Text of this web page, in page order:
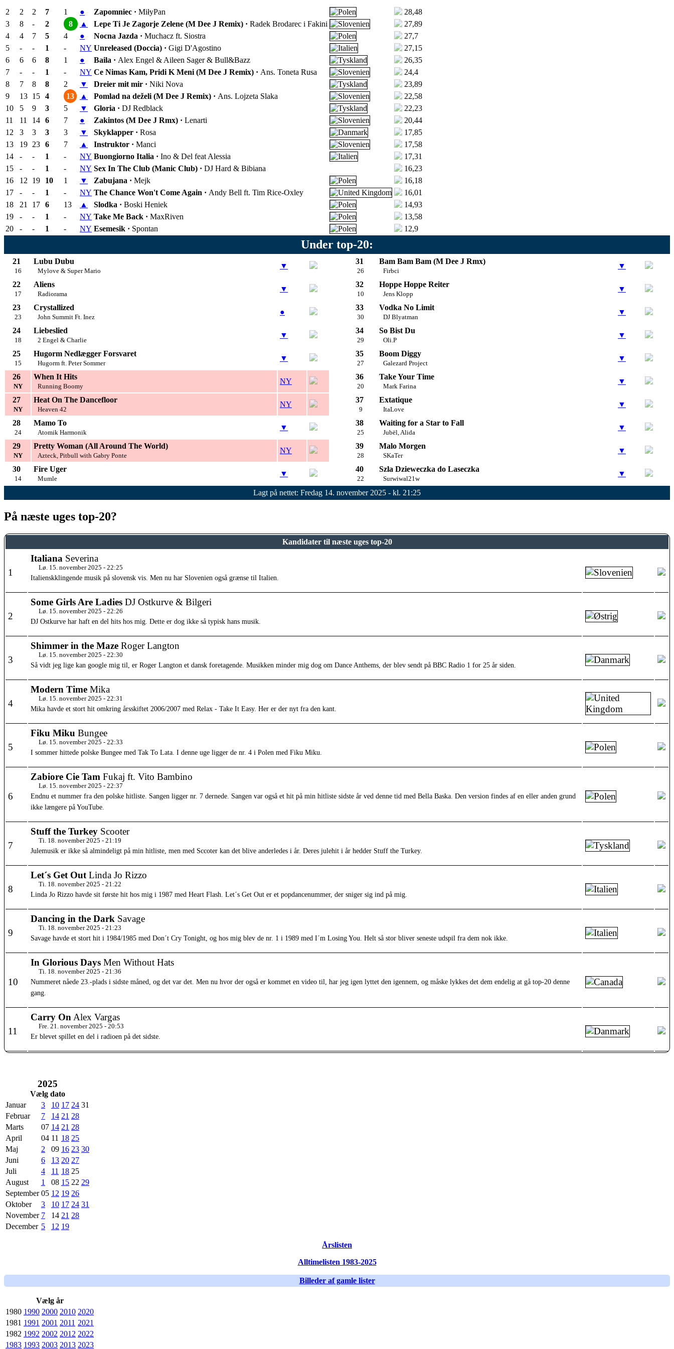
2 2 2 7 1 ● Zapomniec · MiłyPan
28,48
3
8 - 2 8 ▲ Lepe Ti Je Zagorje Zelene (M Dee J Remix) · Radek Brodarec i Fakini
27,89
4
4 7 5 4 ● Nocna Jazda · Muchacz ft. Siostra
27,7
5
- - 1 - NY Unreleased (Doccia) · Gigi D'Agostino
27,15
6
6 6 8 1 ● Baila · Alex Engel & Aileen Sager & Bull&Bazz
26,35
7
- - 1 - NY Ce Nimas Kam, Pridi K Meni (M Dee J Remix) · Ans. Toneta Rusa
24,4
8
7 8 8 2 ▼ Dreier mit mir · Niki Nova
23,89
9
13 15 4 13 ▲ Pomlad na deželi (M Dee J Remix) · Ans. Lojzeta Slaka
22,58
10
5 9 3 5 ▼ Gloria · DJ Redblack
22,23
11
11 14 6 7 ● Zakintos (M Dee J Rmx) · Lenarti
20,44
12
3 3 3 3 ▼ Skyklapper · Rosa
17,85
13
19 23 6 7 ▲ Instruktor · Manci
17,58
14
- - 1 - NY Buongiorno Italia · Ino & Del feat Alessia
17,31
15
- - 1 - NY Sex In The Club (Manic Club) · DJ Hard & Bibiana
16,23
16
12 19 10 1 ▼ Zabujana · Mejk
16,18
17
- - 1 - NY The Chance Won't Come Again · Andy Bell ft. Tim Rice-Oxley
16,01
18
21 17 6 13 ▲ Slodka · Boski Heniek
14,93
19
- - 1 - NY Take Me Back · MaxRiven
13,58
20
- - 1 - NY Esemesik · Spontan 12,9
Under top-20:
21
16
Lubu Dubu
Mylove & Super Mario
▼
22
17
Aliens
Radiorama
▼
23
23
Crystallized
John Summit Ft. Inez
●
24
18
Liebeslied
2 Engel & Charlie
▼
25
15
Hugorm Nedlægger Forsvaret
Hugorm ft. Peter Sommer
▼
26
NY
When It Hits
Running Boomy
NY
27
NY
Heat On The Dancefloor
Heaven 42
NY
28
24
Mamo To
Atomik Harmonik
▼
29
NY
Pretty Woman (All Around The World)
Azteck, Pitbull with Gabry Ponte
NY
30
14
Fire Uger
Mumle
▼
31
26
Bam Bam Bam (M Dee J Rmx)
Firbci
▼
32
10
Hoppe Hoppe Reiter
Jens Klopp
▼
33
30
Vodka No Limit
DJ Blyatman
▼
34
29
So Bist Du
Oli.P
▼
35
27
Boom Diggy
Galezard Project
▼
36
20
Take Your Time
Mark Farina
▼
37
9
Extatique
ItaLove
▼
38
25
Waiting for a Star to Fall
Jubël, Alida
▼
39
28
Malo Morgen
SKaTer
▼
40
22
Szla Dzieweczka do Laseczka
Surwiwal21w
▼
Lagt på nettet: Fredag 14. november 2025 - kl. 21:25
På næste uges top-20?
Kandidater til næste uges top-20
1
Italiana Severina
Lø. 15. november 2025 - 22:25
Italienskklingende musik på slovensk vis. Men nu har Slovenien også grænse til Italien.
2
Some Girls Are Ladies DJ Ostkurve & Bilgeri
Lø. 15. november 2025 - 22:26
DJ Ostkurve har haft en del hits hos mig. Dette er dog ikke så typisk hans musik.
3
Shimmer in the Maze Roger Langton
Lø. 15. november 2025 - 22:30
Så vidt jeg lige kan google mig til, er Roger Langton et dansk foretagende. Musikken minder mig dog om Dance Anthems, der blev sendt på BBC Radio 1 for 25 år siden.
4
Modern Time Mika
Lø. 15. november 2025 - 22:31
Mika havde et stort hit omkring årsskiftet 2006/2007 med Relax - Take It Easy. Her er der nyt fra den kant.
5
Fiku Miku Bungee
Lø. 15. november 2025 - 22:33
I sommer hittede polske Bungee med Tak To Lata. I denne uge ligger de nr. 4 i Polen med Fiku Miku.
6
Zabiore Cie Tam Fukaj ft. Vito Bambino
Lø. 15. november 2025 - 22:37
Endnu et nummer fra den polske hitliste. Sangen ligger nr. 7 dernede. Sangen var også et hit på min hitliste sidste år ved denne tid med Bella Baska. Den version findes af en eller anden grund
ikke længere på YouTube.
7
Stuff the Turkey Scooter
Ti. 18. november 2025 - 21:19
Julemusik er ikke så almindeligt på min hitliste, men med Sccoter kan det blive anderledes i år. Deres julehit i år hedder Stuff the Turkey.
8
Let´s Get Out Linda Jo Rizzo
Ti. 18. november 2025 - 21:22
Linda Jo Rizzo havde sit første hit hos mig i 1987 med Heart Flash. Let´s Get Out er et popdancenummer, der sniger sig ind på mig.
9
Dancing in the Dark Savage
Ti. 18. november 2025 - 21:23
Savage havde et stort hit i 1984/1985 med Don´t Cry Tonight, og hos mig blev de nr. 1 i 1989 med I´m Losing You. Helt så stor bliver seneste udspil fra dem nok ikke.
10
In Glorious Days Men Without Hats
Ti. 18. november 2025 - 21:36
Nummeret nåede 23.-plads i sidste måned, og det var det. Men nu hvor der også er kommet en video til, har jeg igen lyttet den igennem, og måske lykkes det dem endelig at gå top-20 denne
gang.
11
Carry On Alex Vargas
Fre. 21. november 2025 - 20:53
Er blevet spillet en del i radioen på det sidste.
2025
Vælg dato
Januar
3 10 17 24 31
Februar
7 14 21 28
Marts
07 14 21 28
April
04 11 18 25
Maj
2 09 16 23 30
Juni
6 13 20 27
Juli
4 11 18 25
August
1 08 15 22 29
September 05 12 19 26
Oktober
3 10 17 24 31
November 7 14 21 28
December 5 12 19
Årslisten
Alltimelisten 1983-2025
Billeder af gamle lister
Vælg år
1980 1990 2000 2010 2020
1981 1991 2001 2011 2021
1982 1992 2002 2012 2022
1983 1993 2003 2013 2023